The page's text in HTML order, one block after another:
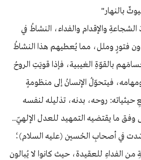
بالنهار"
والإقدام والفداء، النشاطُ في
دون فتورٍ وملل، مما يُعطيهم هذا النشاطُ
بالقوّةِ الغيبية، فإذا قويَتِ الروحُ
فيتحوّلُ الإنسانُ إلى منظومةٍ
روحه، بدنه، تذليله لنفسه
ما يقتضيه التمهيد للعدل الإلهيّ..
في أصحابِ الحُسين (عليه السلام)؛
من الفداءِ للعقيدة، حيث كانوا لا يُبالون